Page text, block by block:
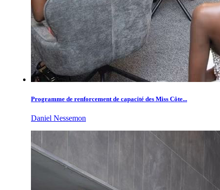
Programme de renforcement de capacité des Miss Côte...
Daniel Nessemon